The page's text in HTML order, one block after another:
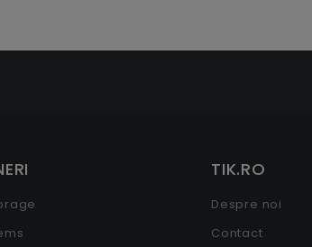
TIK.RO
Despre noi
Contact